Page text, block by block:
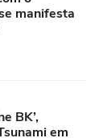
manifesta
BK’,
em